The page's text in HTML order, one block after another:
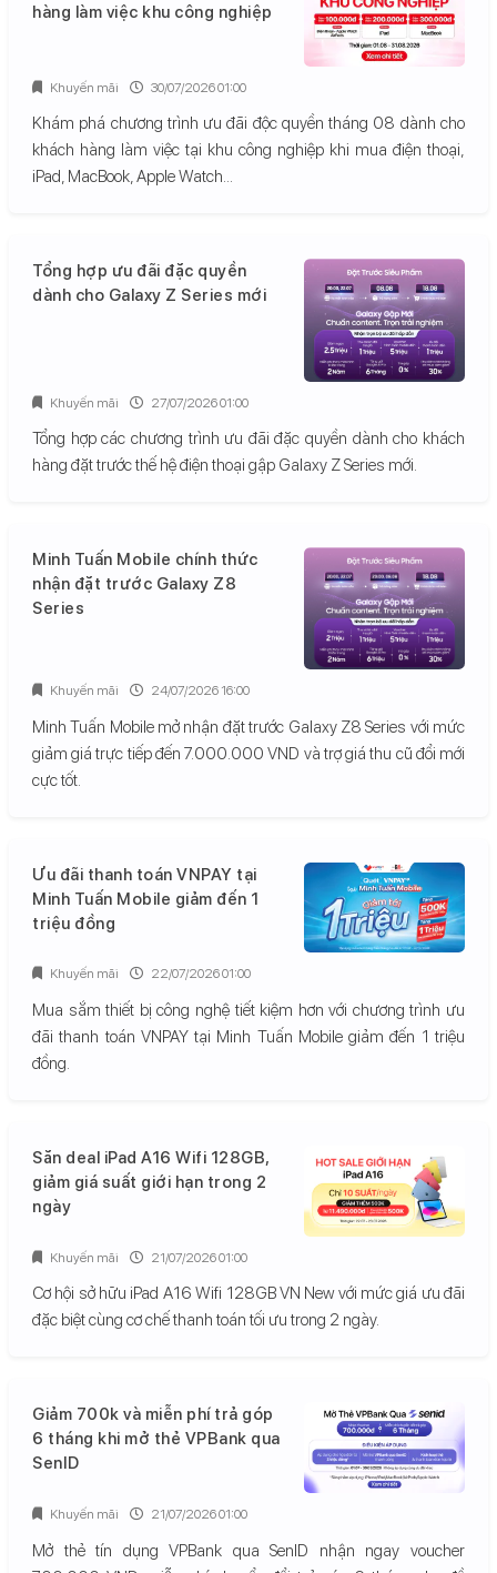
hàng làm việc khu công nghiệp
Khám phá chương trình ưu đãi độc quyền tháng 08 dành cho
khách hàng làm việc tại khu công nghiệp khi mua điện thoại,
iPad, MacBook, Apple Watch...
Khuyến mãi 30/07/2026 01:00
Tổng hợp ưu đãi đặc quyền
dành cho Galaxy Z Series mới
Tổng hợp các chương trình ưu đãi đặc quyền dành cho khách
hàng đặt trước thế hệ điện thoại gập Galaxy Z Series mới.
Khuyến mãi 27/07/2026 01:00
Minh Tuấn Mobile chính thức
nhận đặt trước Galaxy Z8
Series
Minh Tuấn Mobile mở nhận đặt trước Galaxy Z8 Series với mức
giảm giá trực tiếp đến 7.000.000 VND và trợ giá thu cũ đổi mới
cực tốt.
Khuyến mãi 24/07/2026 16:00
Ưu đãi thanh toán VNPAY tại
Minh Tuấn Mobile giảm đến 1
triệu đồng
Mua sắm thiết bị công nghệ tiết kiệm hơn với chương trình ưu
đãi thanh toán VNPAY tại Minh Tuấn Mobile giảm đến 1 triệu
đồng.
Khuyến mãi 22/07/2026 01:00
Săn deal iPad A16 Wifi 128GB,
giảm giá suất giới hạn trong 2
ngày
Cơ hội sở hữu iPad A16 Wifi 128GB VN New với mức giá ưu đãi
đặc biệt cùng cơ chế thanh toán tối ưu trong 2 ngày.
Khuyến mãi 21/07/2026 01:00
Giảm 700k và miễn phí trả góp
6 tháng khi mở thẻ VPBank qua
SenID
Mở thẻ tín dụng VPBank qua SenID nhận ngay voucher
Khuyến mãi 21/07/2026 01:00